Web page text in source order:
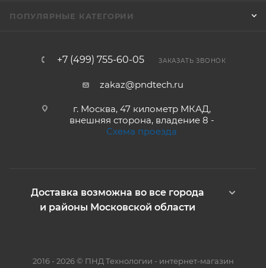
ПОПУЛЯРНЫЕ КАТЕГОРИИ
+7 (499) 755-60-05 ЗАКАЗАТЬ ЗВОНОК
zakaz@pndtech.ru
г. Москва, 47 километр МКАД,
внешняя сторона, владение 8 -
Схема проезда
Доставка возможна во все города
и районы Московской области
2016 - 2026 © ПНД Технологии - интернет-магазин